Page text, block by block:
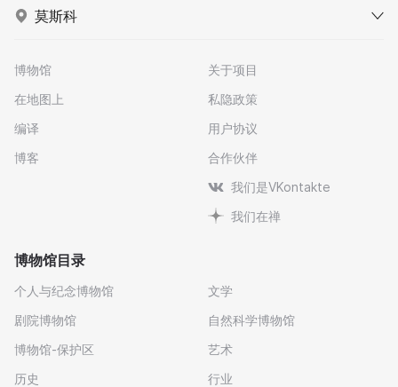
莫斯科
博物馆
在地图上
编译
博客
关于项目
私隐政策
用户协议
合作伙伴
我们是VKontakte
我们在禅
博物馆目录
个人与纪念博物馆
剧院博物馆
博物馆-保护区
历史
文学
自然科学博物馆
艺术
行业